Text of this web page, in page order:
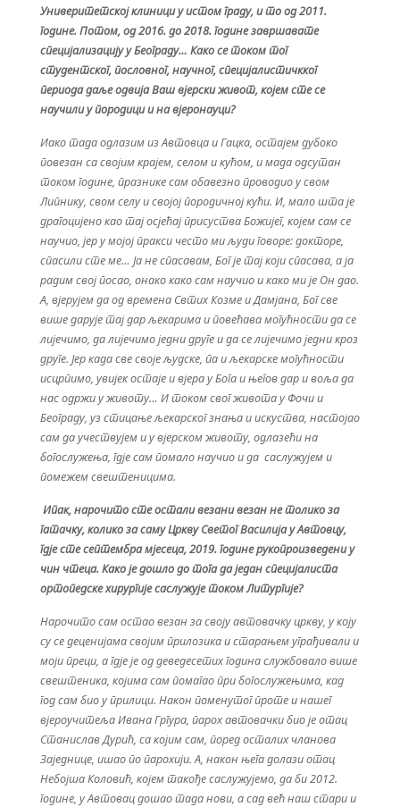
Универитетској клиници у истом граду, и то од 2011.
године. Потом, од 2016. до 2018. године завршавате
специјализацију у Београду… Како се током тог
студентског, пословног, научног, специјалистичкког
периода даље одвија Ваш вјерски живот, којем сте се
научили у породици и на вјеронауци?
Иако тада одлазим из Автовца и Гацка, остајем дубоко
повезан са својим крајем, селом и кућом, и мада одсутан
током године, празнике сам обавезно проводио у свом
Липнику, свом селу и својој породичној кући. И, мало шта је
драгоцијено као тај осјећај присуства Божијег, којем сам се
научио, јер у мојој пракси често ми људи говоре: докторе,
спасили сте ме… Ја не спасавам, Бог је тај који спасава, а ја
радим свој посао, онако како сам научио и како ми је Он дао.
А, вјерујем да од времена Свтих Козме и Дамјана, Бог све
више дарује тај дар љекарима и повећава могућности да се
лијечимо, да лијечимо једни друге и да се лијечимо једни кроз
друге. Јер када све своје људске, па и љекарске могућности
исцрпимо, увијек остаје и вјера у Бога и његов дар и воља да
нас одржи у животу… И током свог живота у Фочи и
Београду, уз стицање љекарског знања и искуства, настојао
сам да учествујем и у вјерском животу, одлазећи на
богослужења, гдје сам помало научио и да саслужујем и
помежем свештеницима.
Ипак, нарочито сте остали везани везан не толико за
гатачку, колико за саму Цркву Светог Василија у Автовцу,
гдје сте септембра мјесеца, 2019. године рукопроизведени у
чин чтеца. Како је дошло до тога да један специјалиста
ортопедске хирургије саслужује током Литургије?
Нарочито сам остао везан за своју автовачку цркву, у коју
су се деценијама својим прилозика и старањем уграђивали и
моји преци, а гдје је од деведесетих година службовало више
свештеника, којима сам помагао при богослужењима, кад
год сам био у прилици. Након поменутог проте и нашег
вјероучитеља Ивана Гргура, парох автовачки био је отац
Станислав Дурић, са којим сам, поред осталих чланова
Заједнице, ишао по парохији. А, након њега долази отац
Небојша Коловић, којем такође саслужујемо, да би 2012.
године, у Автовац дошао тада нови, а сад већ наш стари и